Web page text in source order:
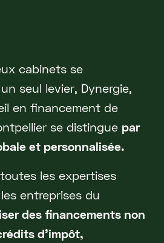
cabinets se
seul levier, Dynergie,
en financement de
se distingue par
et personnalisée.
les expertises
entreprises du
des financements non
d’impôt,